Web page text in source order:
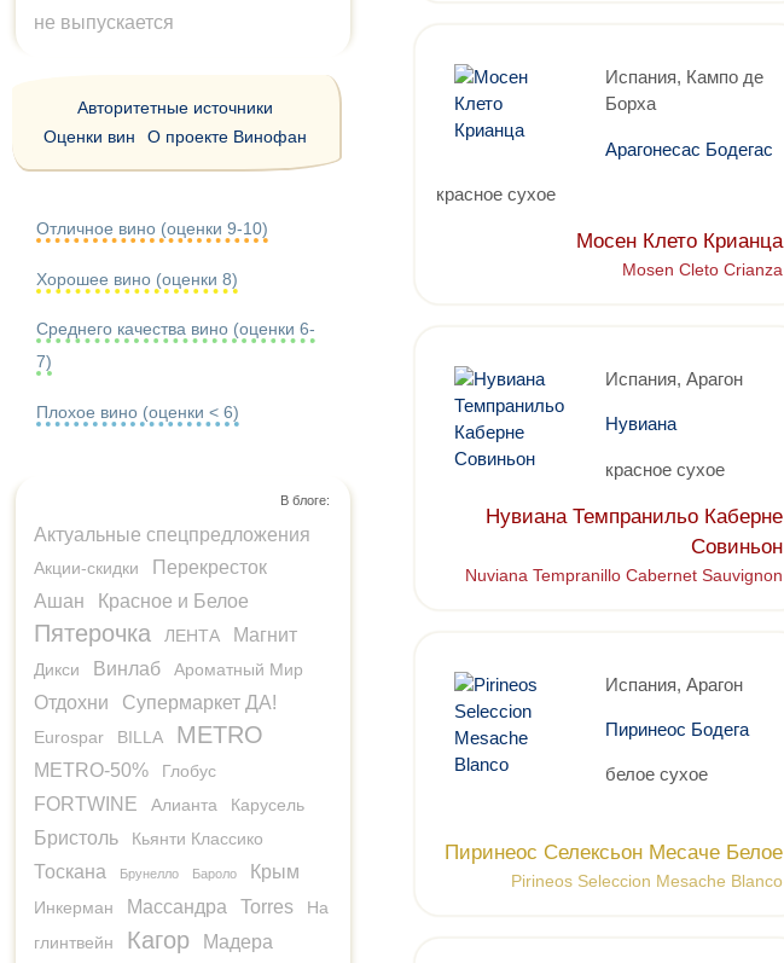
Испания, Кампо де
Борха
Арагонесас Бодегас
красное сухое
Мосен Клето Крианца
Mosen Cleto Crianza
Испания, Арагон
Нувиана
красное сухое
Нувиана Темпранильо Каберне
Совиньон
Nuviana Tempranillo Cabernet Sauvignon
Испания, Арагон
Пиринеос Бодега
белое сухое
Пиринеос Селексьон Месаче Белое
Pirineos Seleccion Mesache Blanco
не выпускается
Авторитетные источники
Оценки вин
О проекте Винофан
Отличное вино (оценки 9-10)
Хорошее вино (оценки 8)
Среднего качества вино (оценки 6-
7)
Плохое вино (оценки < 6)
В блоге:
Актуальные спецпредложения
Акции-скидки
Перекресток
Ашан
Красное и Белое
Пятерочка ЛЕНТА Магнит
Дикси Винлаб Ароматный Мир
Отдохни Супермаркет ДА!
Eurospar BILLA METRO
METRO-50% Глобус
FORTWINE Алианта Карусель
Бристоль Кьянти Классико
Тоскана Брунелло Бароло Крым
Инкерман Массандра Torres
На
глинтвейн
Кагор Мадера